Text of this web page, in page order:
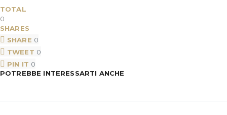
TOTAL
0
SHARES
SHARE 0
TWEET 0
PIN IT 0
POTREBBE INTERESSARTI ANCHE